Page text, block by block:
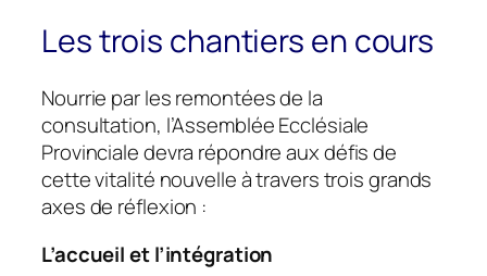
Les trois chantiers en cours
Nourrie par les remontées de la
consultation, l’Assemblée Ecclésiale
Provinciale devra répondre aux défis de
cette vitalité nouvelle à travers trois grands
axes de réflexion :
L’accueil et l’intégration